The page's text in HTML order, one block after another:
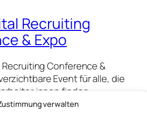
verwalten
Recruiting
& Expo
Recruiting Conference &
Event für alle, die
finden,
wollen.